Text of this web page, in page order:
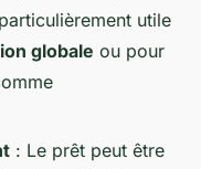
utile
globale ou pour
: Le prêt peut être